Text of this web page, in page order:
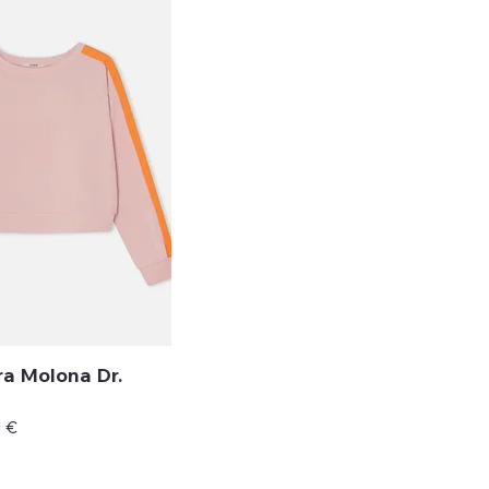
Molona Dr.
de oferta
€